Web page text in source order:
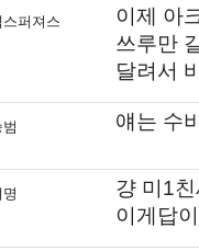
스퍼져스
이제 아
쓰루만
달려서
얘는 수
걍 미1
이게답